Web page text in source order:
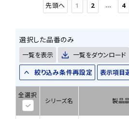
先頭へ 1 2 … 4
選択した品番のみ
一覧を表示 一覧をダウンロード
絞り込み条件再設定
表示項目
全選択
シリーズ名 製品